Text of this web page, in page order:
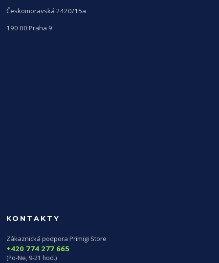
Českomoravská 2420/15a
190 00 Praha 9
KONTAKTY
Zákaznická podpora Primigi Store
+420 774 277 665
(Po-Ne, 9-21 hod.)